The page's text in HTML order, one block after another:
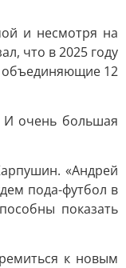
и несмотря на
что в 2025 году
объединяющие 12
И очень большая
«Андрей
пода-футбол в
показать
к новым